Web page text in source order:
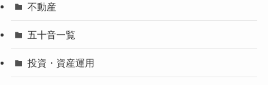
不動産
五十音一覧
投資・資産運用